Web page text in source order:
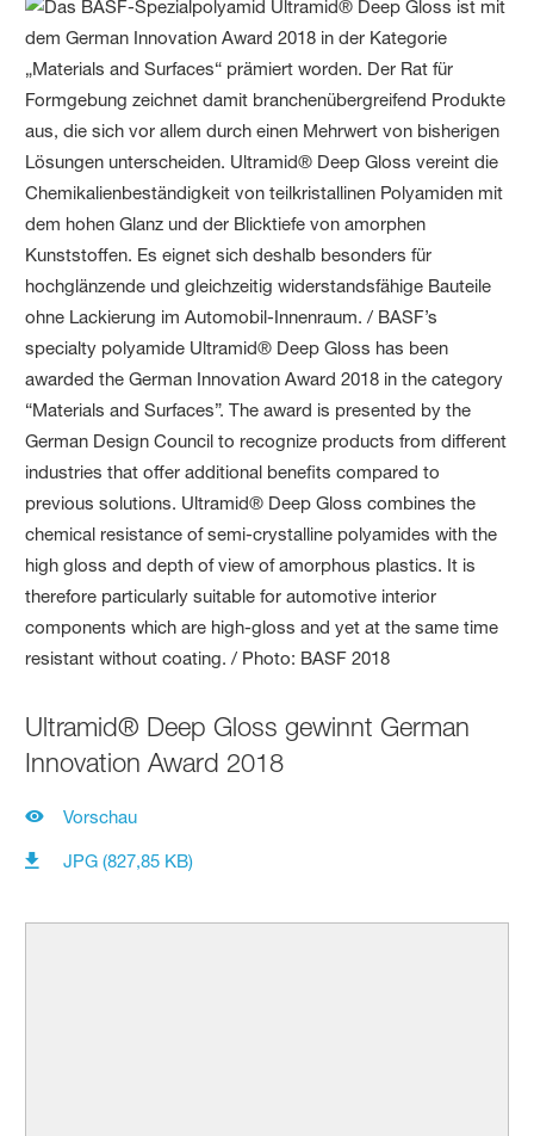
Ultramid® Deep Gloss gewinnt German
Innovation Award 2018
Vorschau
JPG (827,85 KB)